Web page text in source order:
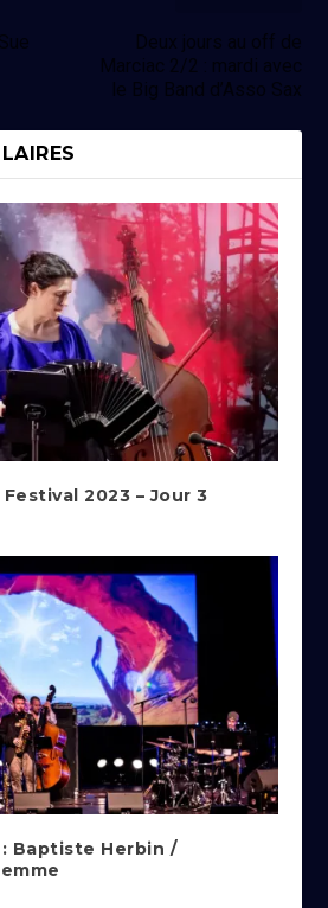
Deux jours au off de
Marciac 2/2 : mardi avec
le Big Band d’Asso Sax
2023 – Jour 3
Baptiste Herbin /